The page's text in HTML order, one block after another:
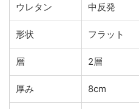
ウレタン 中反発
形状 フラット
層 2層
厚み 8cm